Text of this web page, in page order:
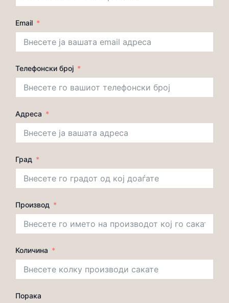
Email
Телефонски број
Адреса
Град
Производ
Количина
Порака